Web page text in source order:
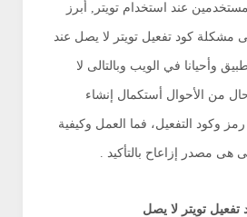
عند استخدام تويتر, أبرز
مشكلة كود تفعيل تويتر لا يصل عند
وأحيانا في الويب وبالتالى لا
من الأحوال أستكمال إنشاء
وكود التفعيل، فما العمل وكيفية
هى مصدر إزاعاح بالتأكيد .
تويتر لا يصل